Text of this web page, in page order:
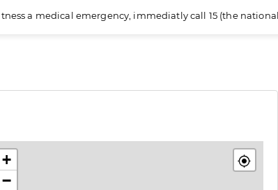
a medical emergency, immediatly call 15 (the
+
−